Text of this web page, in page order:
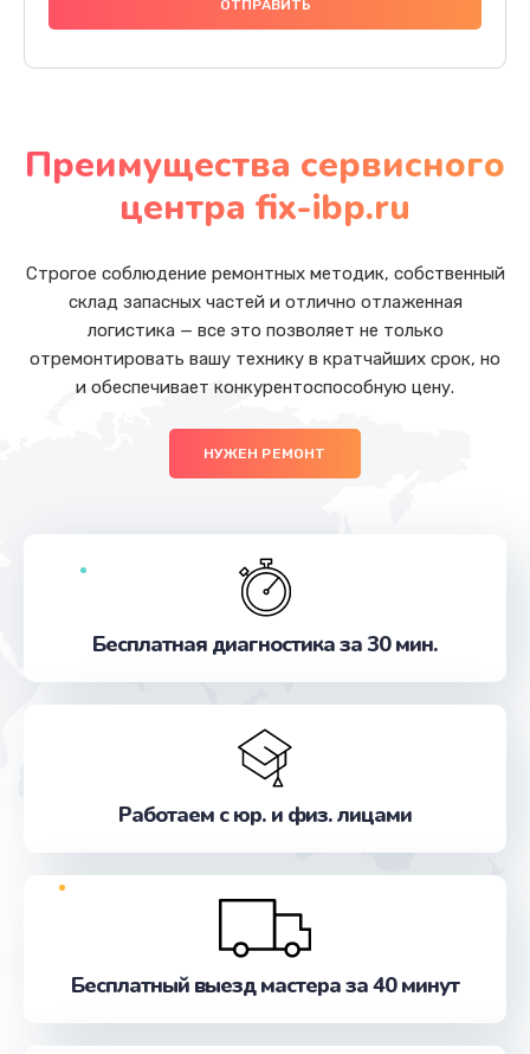
Преимущества сервисного
центра fix-ibp.ru
Строгое соблюдение ремонтных методик, собственный
склад запасных частей и отлично отлаженная
логистика — все это позволяет не только
отремонтировать вашу технику в кратчайших срок, но
и обеспечивает конкурентоспособную цену.
НУЖЕН РЕМОНТ
Бесплатная диагностика за 30 мин.
Работаем с юр. и физ. лицами
Бесплатный выезд мастера за 40 минут